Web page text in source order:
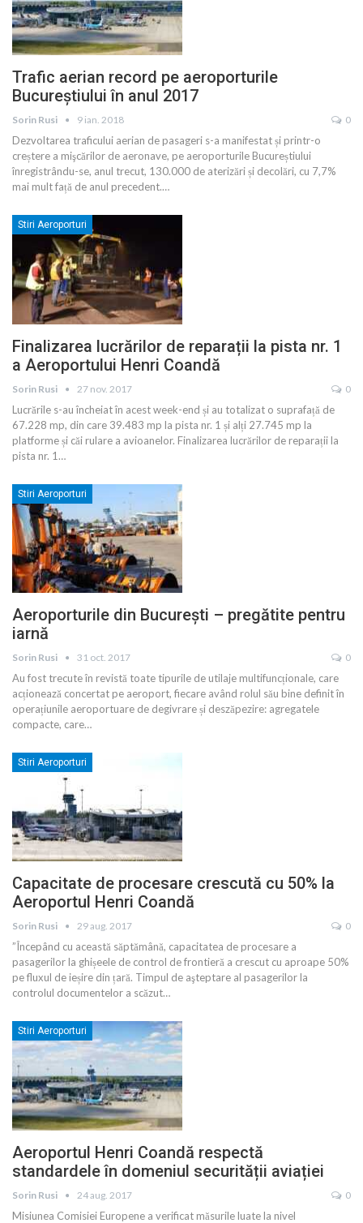
Trafic aerian record pe aeroporturile
Bucureștiului în anul 2017
Sorin Rusi 9 ian. 2018 0
Dezvoltarea traficului aerian de pasageri s-a manifestat și printr-o
creștere a mişcărilor de aeronave, pe aeroporturile Bucureștiului
înregistrându-se, anul trecut, 130.000 de aterizări și decolări, cu 7,7%
mai mult față de anul precedent.…
Stiri Aeroporturi
Finalizarea lucrărilor de reparații la pista nr. 1
a Aeroportului Henri Coandă
Sorin Rusi 27 nov. 2017 0
Lucrările s-au încheiat în acest week-end și au totalizat o suprafață de
67.228 mp, din care 39.483 mp la pista nr. 1 și alți 27.745 mp la
platforme și căi rulare a avioanelor. Finalizarea lucrărilor de reparații la
pista nr. 1…
Stiri Aeroporturi
Aeroporturile din București – pregătite pentru
iarnă
Sorin Rusi 31 oct. 2017 0
Au fost trecute în revistă toate tipurile de utilaje multifuncționale, care
acționează concertat pe aeroport, fiecare având rolul său bine definit în
operațiunile aeroportuare de degivrare și deszăpezire: agregatele
compacte, care…
Stiri Aeroporturi
Capacitate de procesare crescută cu 50% la
Aeroportul Henri Coandă
Sorin Rusi 29 aug. 2017 0
”Începând cu această săptămână, capacitatea de procesare a
pasagerilor la ghișeele de control de frontieră a crescut cu aproape 50%
pe fluxul de ieșire din țară. Timpul de aşteptare al pasagerilor la
controlul documentelor a scăzut…
Stiri Aeroporturi
Aeroportul Henri Coandă respectă
standardele în domeniul securității aviației
Sorin Rusi 24 aug. 2017 0
Misiunea Comisiei Europene a verificat măsurile luate la nivel